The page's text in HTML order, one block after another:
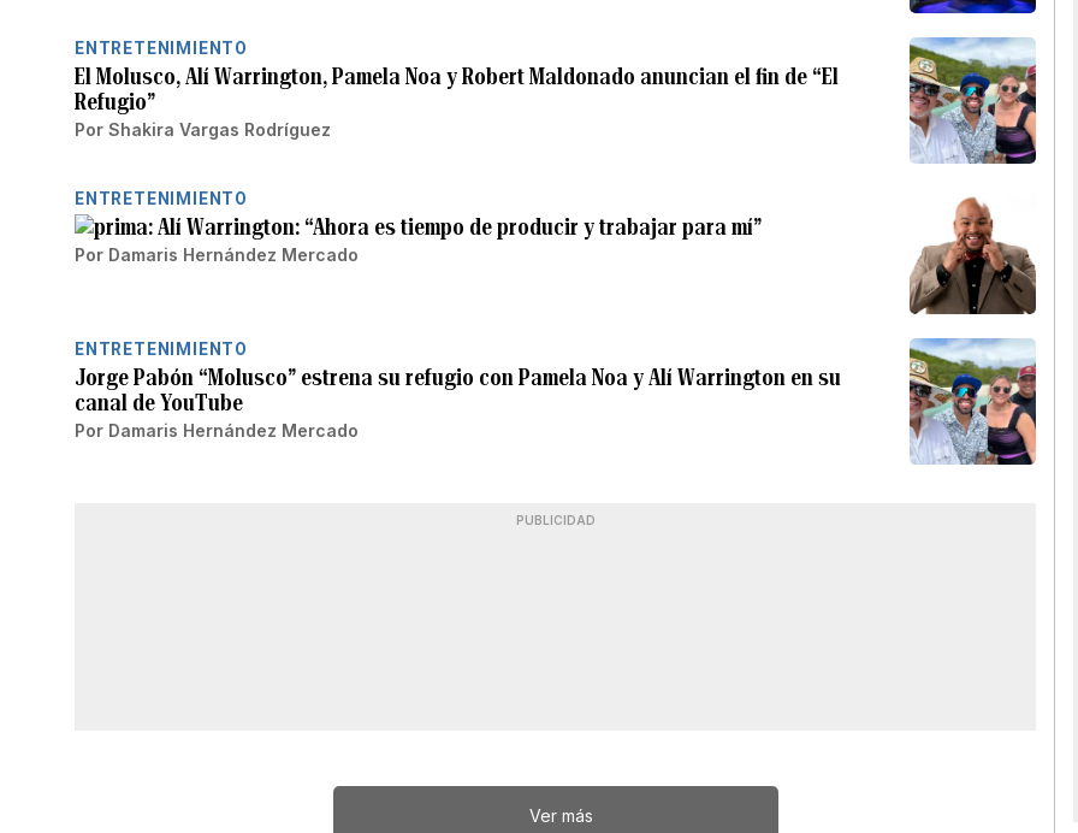
ENTRETENIMIENTO
El Molusco, Alí Warrington, Pamela Noa y Robert Maldonado anuncian el fin de “El
Refugio”
Por Shakira Vargas Rodríguez
ENTRETENIMIENTO
Alí Warrington: “Ahora es tiempo de producir y trabajar para mí”
Por Damaris Hernández Mercado
ENTRETENIMIENTO
Jorge Pabón “Molusco” estrena su refugio con Pamela Noa y Alí Warrington en su
canal de YouTube
Por Damaris Hernández Mercado
PUBLICIDAD
Ver más